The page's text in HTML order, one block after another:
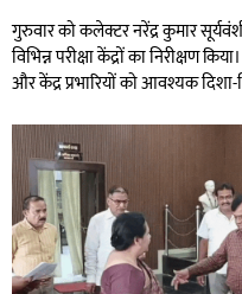
गुरुवार को कलेक्टर नरेंद्र कुमार
विभिन्न परीक्षा केंद्रों का निरीक्षण
और केंद्र प्रभारियों को आवश्यक दिशा-